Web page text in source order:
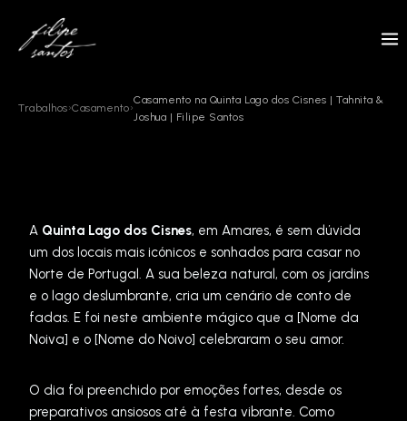
content
Trabalhos›Casamento›
Casamento na Quinta Lago dos Cisnes | Tahnita &
Joshua | Filipe Santos
A Quinta Lago dos Cisnes, em Amares, é sem dúvida
um dos locais mais icónicos e sonhados para casar no
Norte de Portugal. A sua beleza natural, com os jardins
e o lago deslumbrante, cria um cenário de conto de
fadas. E foi neste ambiente mágico que a [Nome da
Noiva] e o [Nome do Noivo] celebraram o seu amor.
O dia foi preenchido por emoções fortes, desde os
preparativos ansiosos até à festa vibrante. Como